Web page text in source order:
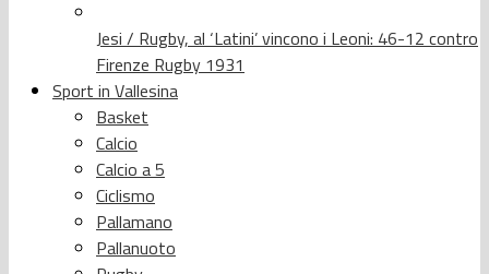
Jesi / Rugby, al ‘Latini’ vincono i Leoni: 46-12 contro
Firenze Rugby 1931
Sport in Vallesina
Basket
Calcio
Calcio a 5
Ciclismo
Pallamano
Pallanuoto